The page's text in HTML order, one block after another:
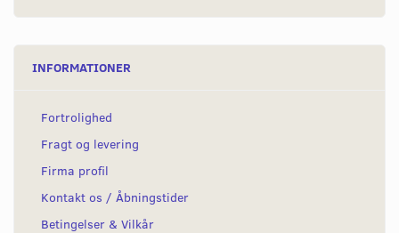
INFORMATIONER
Fortrolighed
Fragt og levering
Firma profil
Kontakt os / Åbningstider
Betingelser & Vilkår